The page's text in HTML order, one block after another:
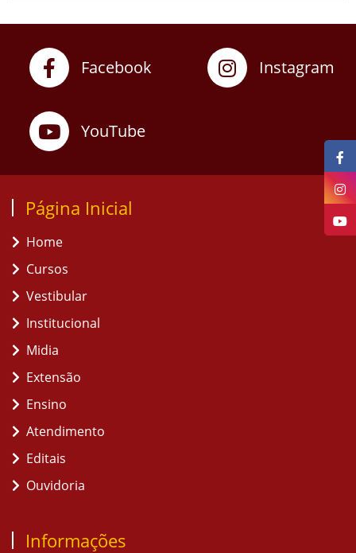
Facebook Instagram
YouTube
Página Inicial
Home
Cursos
Vestibular
Institucional
Midia
Extensão
Ensino
Atendimento
Editais
Ouvidoria
Informações